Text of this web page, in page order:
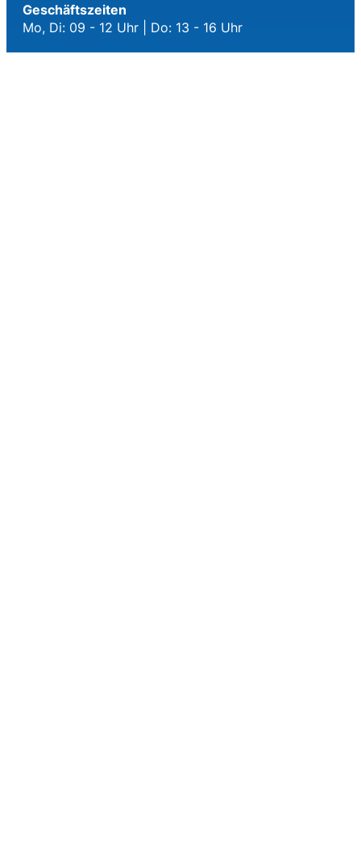
Geschäftszeiten
Mo, Di: 09 - 12 Uhr | Do: 13 - 16 Uhr